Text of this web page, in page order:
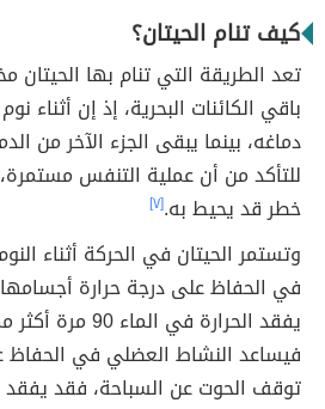
كيف تنام الحيتان؟
تعد الطريقة التي تنام بها
باقي الكائنات البحرية، إذ إن أثناء
دماغه، بينما يبقى الجزء الآخر من
للتأكد من أن عملية التنفس
خطر قد يحيط به.[٧]
وتستمر الحيتان في الحركة أثناء
في الحفاظ على درجة حرارة
يفقد الحرارة في
فيساعد النشاط العضلي في
توقف الحوت عن السباحة، فقد يفقد